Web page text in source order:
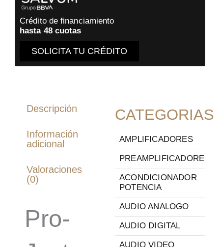
Crédito de financiamiento
hasta 48 cuotas
SOLICITA TU CRÉDITO
Descripción
Información
adicional
Valoraciones
(0)
Pro-
CATEGORIAS
AMPLIFICADORES
PREAMPLIFICADORES
ACONDICIONADOR
POTENCIA
AUDIO ANALOGO
AUDIO DIGITAL
AUDIO VIDEO